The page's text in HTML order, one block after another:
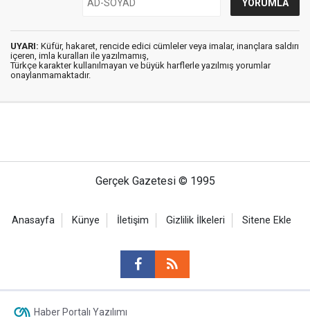
UYARI: Küfür, hakaret, rencide edici cümleler veya imalar, inançlara saldırı
içeren, imla kuralları ile yazılmamış,
Türkçe karakter kullanılmayan ve büyük harflerle yazılmış yorumlar
onaylanmamaktadır.
Gerçek Gazetesi © 1995
Anasayfa Künye İletişim Gizlilik İlkeleri Sitene Ekle
Haber Portalı Yazılımı